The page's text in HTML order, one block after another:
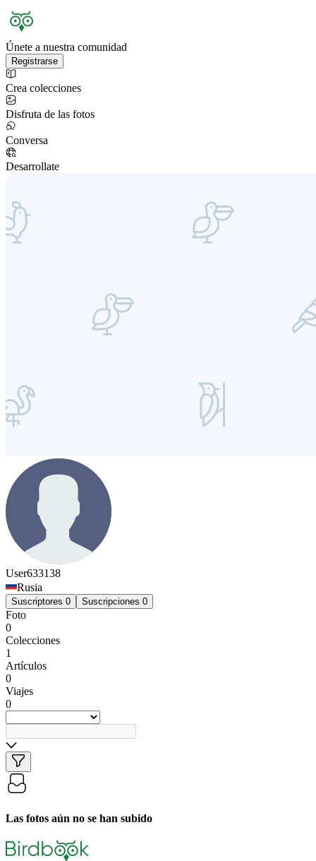
Únete a nuestra comunidad
Registrarse
Crea colecciones
Disfruta de las fotos
Conversa
Desarrollate
User633138
Rusia
Suscriptores 0 Suscripciones 0
Foto
0
Colecciones
1
Artículos
0
Viajes
0
Las fotos aún no se han subido